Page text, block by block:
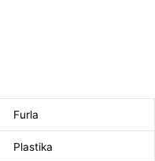
Furla
Plastika